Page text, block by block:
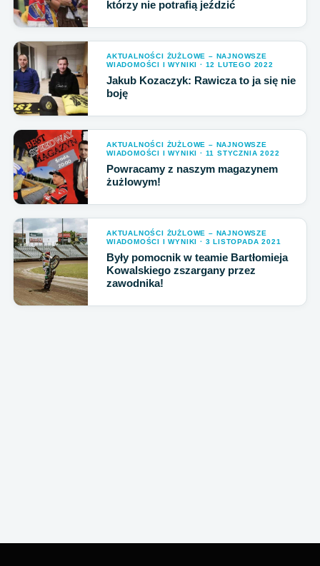
którzy nie potrafią jeździć
AKTUALNOŚCI ŻUŻLOWE – NAJNOWSZE
WIADOMOŚCI I WYNIKI · 12 LUTEGO 2022
Jakub Kozaczyk: Rawicza to ja się nie
boję
AKTUALNOŚCI ŻUŻLOWE – NAJNOWSZE
WIADOMOŚCI I WYNIKI · 11 STYCZNIA 2022
Powracamy z naszym magazynem
żużlowym!
AKTUALNOŚCI ŻUŻLOWE – NAJNOWSZE
WIADOMOŚCI I WYNIKI · 3 LISTOPADA 2021
Były pomocnik w teamie Bartłomieja
Kowalskiego zszargany przez
zawodnika!